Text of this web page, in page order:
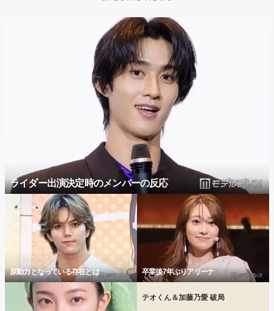
ライダー出演決定時のメンバーの反応
原動力となっている存在とは 卒業後7年ぶりアリーナ
テオくん＆加藤乃愛 破局